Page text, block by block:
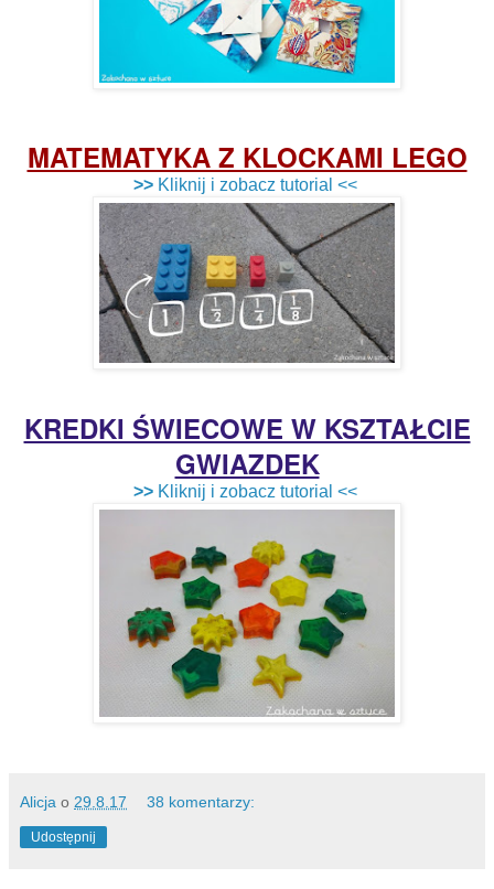
MATEMATYKA Z KLOCKAMI LEGO
>> Kliknij i zobacz tutorial <<
KREDKI ŚWIECOWE W KSZTAŁCIE
GWIAZDEK
>> Kliknij i zobacz tutorial <<
Alicja o 29.8.17 38 komentarzy:
Udostępnij